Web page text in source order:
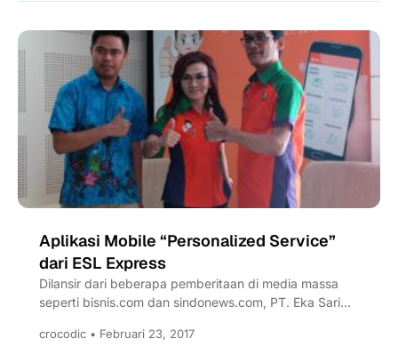
Aplikasi Mobile “Personalized Service”
dari ESL Express
Dilansir dari beberapa pemberitaan di media massa
seperti bisnis.com dan sindonews.com, PT. Eka Sari
crocodic • Februari 23, 2017